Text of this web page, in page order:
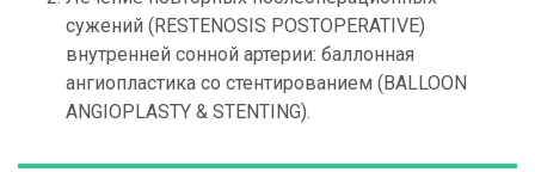
сужений (RESTENOSIS POSTOPERATIVE)
внутренней сонной артерии: баллонная
ангиопластика со стентированием (BALLOON
ANGIOPLASTY & STENTING).